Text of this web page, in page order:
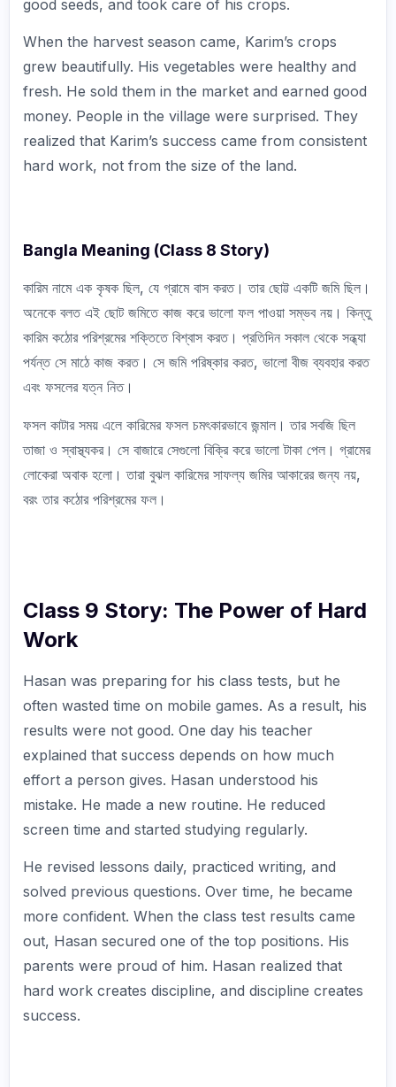
good seeds, and took care of his crops.
When the harvest season came, Karim’s crops
grew beautifully. His vegetables were healthy and
fresh. He sold them in the market and earned good
money. People in the village were surprised. They
realized that Karim’s success came from consistent
hard work, not from the size of the land.
Bangla Meaning (Class 8 Story)
কারিম নামে এক কৃষক ছিল, যে গ্রামে বাস করত। তার ছোট্ট একটি জমি ছিল।
অনেকে বলত এই ছোট জমিতে কাজ করে ভালো ফল পাওয়া সম্ভব নয়। কিন্তু
কারিম কঠোর পরিশ্রমের শক্তিতে বিশ্বাস করত। প্রতিদিন সকাল থেকে সন্ধ্যা
পর্যন্ত সে মাঠে কাজ করত। সে জমি পরিষ্কার করত, ভালো বীজ ব্যবহার করত
এবং ফসলের যত্ন নিত।
ফসল কাটার সময় এলে কারিমের ফসল চমৎকারভাবে জন্মাল। তার সবজি ছিল
তাজা ও স্বাস্থ্যকর। সে বাজারে সেগুলো বিক্রি করে ভালো টাকা পেল। গ্রামের
লোকেরা অবাক হলো। তারা বুঝল কারিমের সাফল্য জমির আকারের জন্য নয়,
বরং তার কঠোর পরিশ্রমের ফল।
Class 9 Story: The Power of Hard
Work
Hasan was preparing for his class tests, but he
often wasted time on mobile games. As a result, his
results were not good. One day his teacher
explained that success depends on how much
effort a person gives. Hasan understood his
mistake. He made a new routine. He reduced
screen time and started studying regularly.
He revised lessons daily, practiced writing, and
solved previous questions. Over time, he became
more confident. When the class test results came
out, Hasan secured one of the top positions. His
parents were proud of him. Hasan realized that
hard work creates discipline, and discipline creates
success.